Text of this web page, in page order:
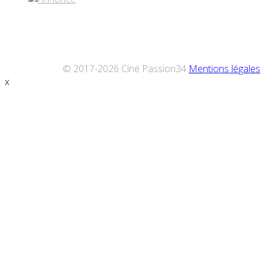
© 2017-2026 Ciné Passion34 Mentions légales
x